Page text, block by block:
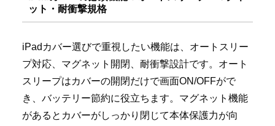
ット・耐衝撃規格
iPadカバー選びで重視したい機能は、オートスリー
プ対応、マグネット開閉、耐衝撃設計です。オート
スリープはカバーの開閉だけで画面ON/OFFがで
き、バッテリー節約に役立ちます。マグネット機能
があるとカバーがしっかり閉じて本体保護力が向